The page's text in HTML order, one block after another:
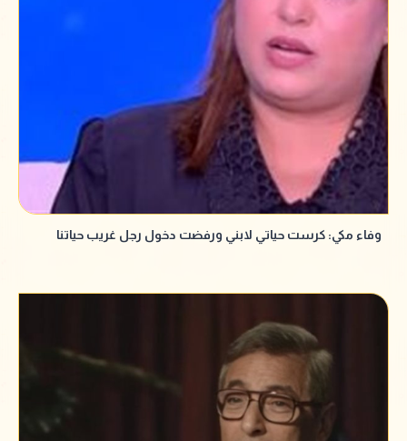
وفاء مكي: كرست حياتي لابني ورفضت دخول رجل غريب حياتنا